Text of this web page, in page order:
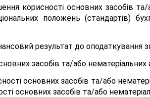
корисності основних засобів
положень (стандартів)
результат до оподаткування
засобів та/або нематеріальних
основних засобів та/або
основних засобів та/або